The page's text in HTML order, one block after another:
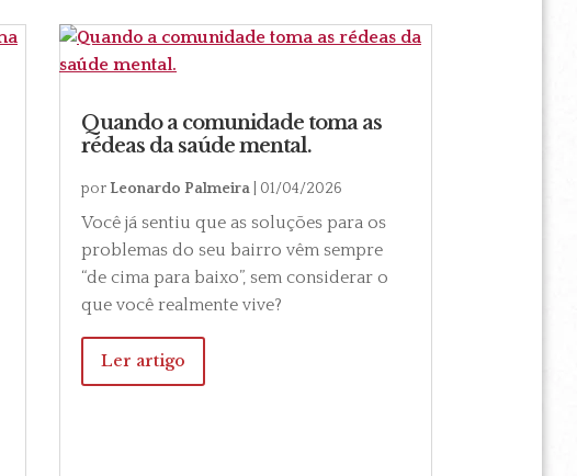
Quando a comunidade toma as
rédeas da saúde mental.
porLeonardo Palmeira 01/04/2026
Você já sentiu que as soluções para os
problemas do seu bairro vêm sempre
“de cima para baixo”, sem considerar o
que você realmente vive?
Ler artigo